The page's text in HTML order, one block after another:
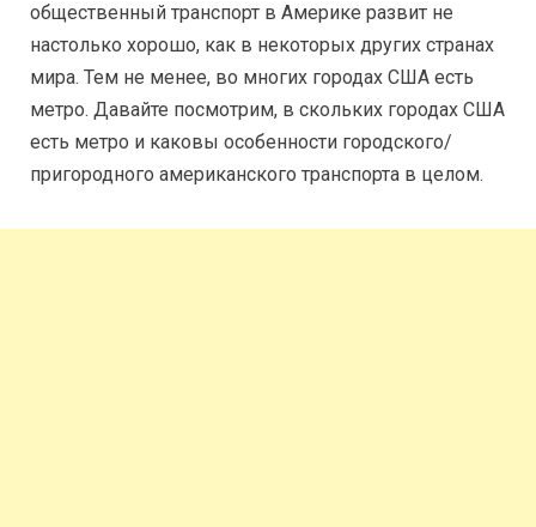
общественный транспорт в Америке развит не
настолько хорошо, как в некоторых других странах
мира. Тем не менее, во многих городах США есть
метро. Давайте посмотрим, в скольких городах США
есть метро и каковы особенности городского/
пригородного американского транспорта в целом.